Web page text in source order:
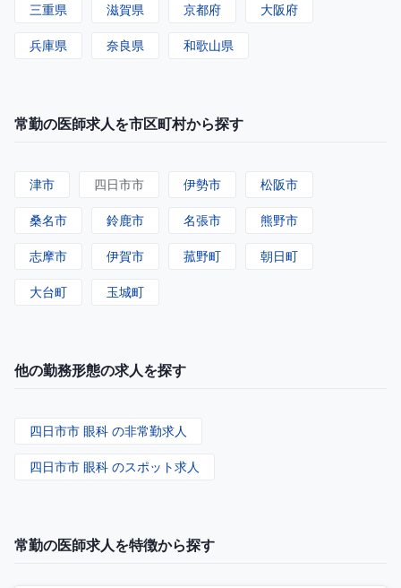
三重県 滋賀県 京都府 大阪府
兵庫県 奈良県 和歌山県
常勤の医師求人を市区町村から探す
津市 四日市市 伊勢市 松阪市
桑名市 鈴鹿市 名張市 熊野市
志摩市 伊賀市 菰野町 朝日町
大台町 玉城町
他の勤務形態の求人を探す
四日市市 眼科 の非常勤求人
四日市市 眼科 のスポット求人
常勤の医師求人を特徴から探す